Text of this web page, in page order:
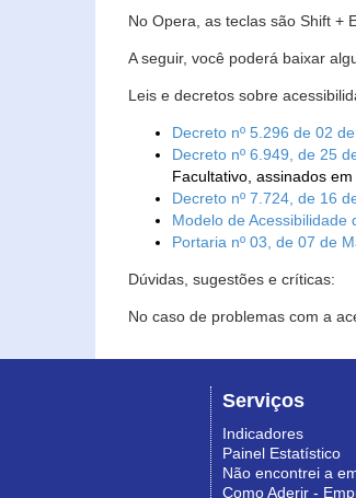
No Opera, as teclas são Shift +
A seguir, você poderá baixar
Leis e decretos sobre
Decreto nº 5.296 de 02
Decreto nº 6.949, de 25
Facultativo, assinados
Decreto nº 7.724, de 16
Modelo de Acessibilidade
Portaria nº 03, de 07 de
Dúvidas, sugestões e críticas:
No caso de problemas com a
Serviços
Indicadores
Painel Estatístico
Não encontrei a
Como Aderir -